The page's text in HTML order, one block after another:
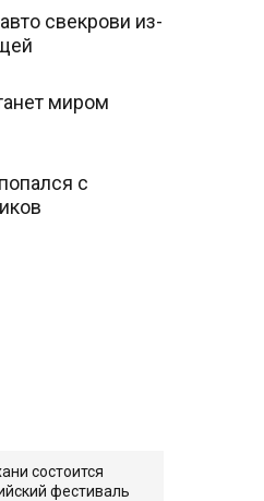
свекрови из-
миром
с
состоится
фестиваль